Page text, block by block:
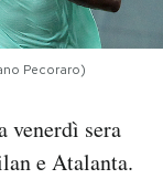
Pecoraro)
venerdì sera
e Atalanta.